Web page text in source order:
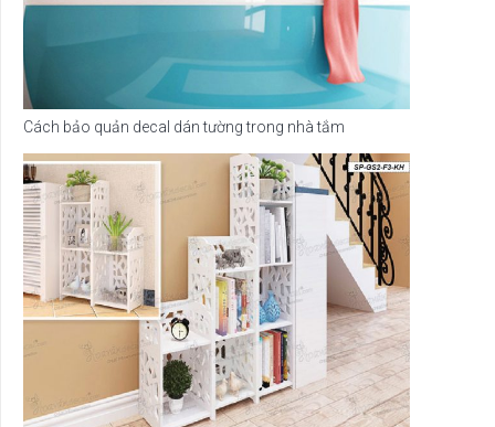
Cách bảo quản decal dán tường trong nhà tắm